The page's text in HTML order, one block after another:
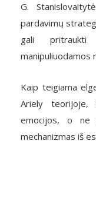
G.
pardavimų
gali pritraukti
manipuliuodamos
Kaip teigiama
Ariely teorijoje,
emocijos, o ne
mechanizmas iš